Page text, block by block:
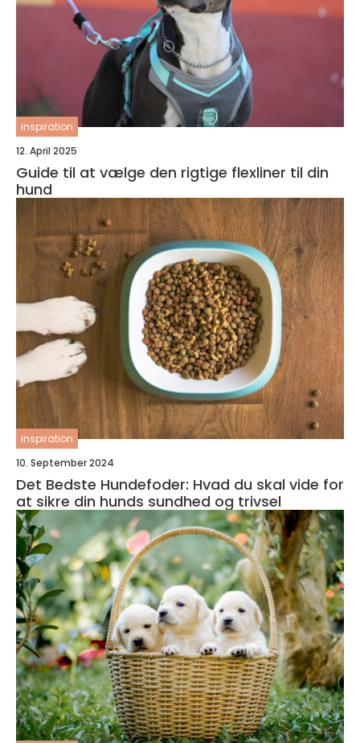
inspiration
12. April 2025
Guide til at vælge den rigtige flexliner til din
hund
inspiration
10. September 2024
Det Bedste Hundefoder: Hvad du skal vide for
at sikre din hunds sundhed og trivsel